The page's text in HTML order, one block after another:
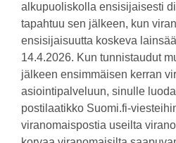
alkupuoliskolla ensisijaisesti
tapahtuu sen jälkeen, kun
ensisijaisuutta koskeva
14.4.2026. Kun tunnistaudut
jälkeen ensimmäisen kerran
asiointipalveluun, sinulle
postilaatikko Suomi.fi-
viranomaispostia useilta